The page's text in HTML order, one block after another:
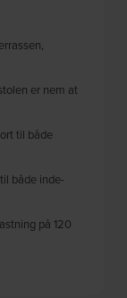
er nem at
til både
både inde-
på 120